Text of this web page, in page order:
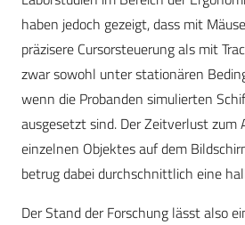
haben jedoch gezeigt, dass mit
präzisere Cursorsteuerung als mit
zwar sowohl unter stationären
wenn die Probanden simulierten
ausgesetzt sind. Der Zeitverlust zum
einzelnen Objektes auf dem
betrug dabei durchschnittlich eine
Der Stand der Forschung lässt also